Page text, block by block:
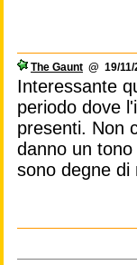
The Gaunt @ 19/
Interessante
periodo dove
presenti. Non
danno un
sono degne di